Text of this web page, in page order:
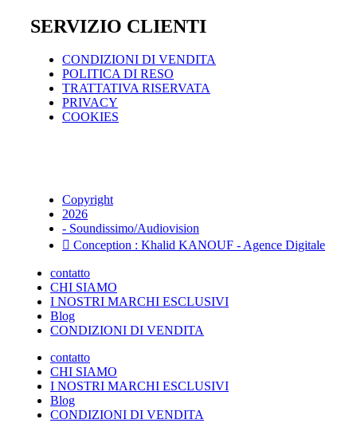
SERVIZIO CLIENTI
CONDIZIONI DI VENDITA
POLITICA DI RESO
TRATTATIVA RISERVATA
PRIVACY
COOKIES
Copyright
2026
- Soundissimo/Audiovision
Conception : Khalid KANOUF - Agence Digitale
contatto
CHI SIAMO
I NOSTRI MARCHI ESCLUSIVI
Blog
CONDIZIONI DI VENDITA
contatto
CHI SIAMO
I NOSTRI MARCHI ESCLUSIVI
Blog
CONDIZIONI DI VENDITA